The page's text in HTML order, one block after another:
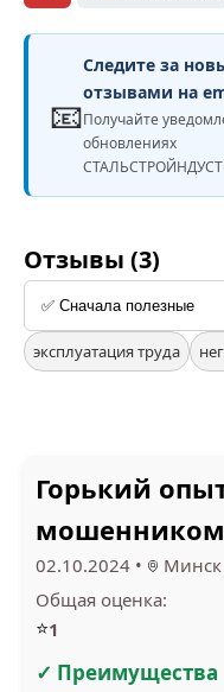
📧
Следите за
отзывами на
Получайте
обновлениях
Отзывы (3)
эксплуатация труда
Горький
02.10.2024 • Минск
Общая оценка:
⭐1
✓ Преимущества